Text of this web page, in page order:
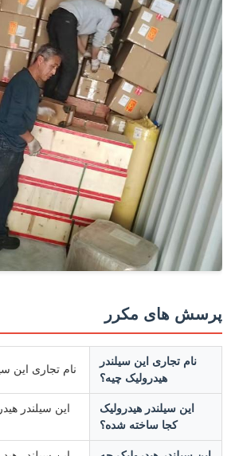
های مکرر
نام تجاری این سیلندر
هیدرولیک چیه؟
نام تجاری این سیلندر
این سیلندر هیدرولیک
کجا ساخته شده؟
این سیلندر